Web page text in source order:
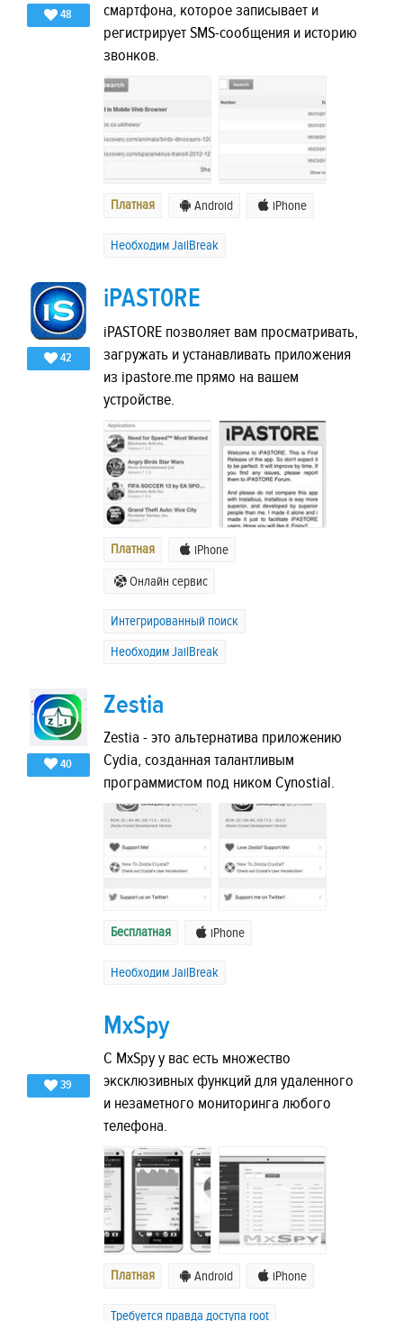
48
смартфона, которое записывает и
регистрирует SMS-сообщения и историю
звонков.
Платная Android iPhone
Необходим JailBreak
42
iPAST0RE
iPASTORE позволяет вам просматривать,
загружать и устанавливать приложения
из ipastore.me прямо на вашем
устройстве.
Платная iPhone
Онлайн сервис
Интегрированный поиск
Необходим JailBreak
40
Zestia
Zestia - это альтернатива приложению
Cydia, созданная талантливым
программистом под ником Cynostial.
Бесплатная iPhone
Необходим JailBreak
39
MxSpy
С MxSpy у вас есть множество
эксклюзивных функций для удаленного
и незаметного мониторинга любого
телефона.
Платная Android iPhone
Требуется правда доступа root